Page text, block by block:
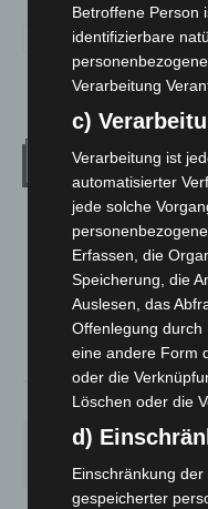
LANGENHAGEN
Überwiegend Bewölkt
65%
FR.
21°
SA.
Betroffene Person
identifizierbare
Verarbeitung
c)
Verarbeitung ist
automatisierter
jede solche
Erfassen, die
Speicherung, die
Auslesen, das
Offenlegung durch
eine andere Form
oder die
Löschen oder die
d)
Einschränkung
gespeicherter